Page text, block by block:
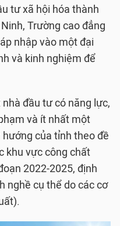
tư xã hội hóa thành
Trường cao đẳng
nhập vào một đại
và kinh nghiệm để
đầu tư có năng lực,
và ít nhất một
của tỉnh theo đề
khu vực công chất
2022-2025, định
nghề cụ thể do các cơ